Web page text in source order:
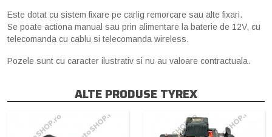
Este dotat cu sistem fixare pe carlig remorcare sau alte fixari.
Se poate actiona manual sau prin alimentare la baterie de 12V, cu
telecomanda cu cablu si telecomanda wireless.
Pozele sunt cu caracter ilustrativ si nu au valoare contractuala.
ALTE PRODUSE TYREX